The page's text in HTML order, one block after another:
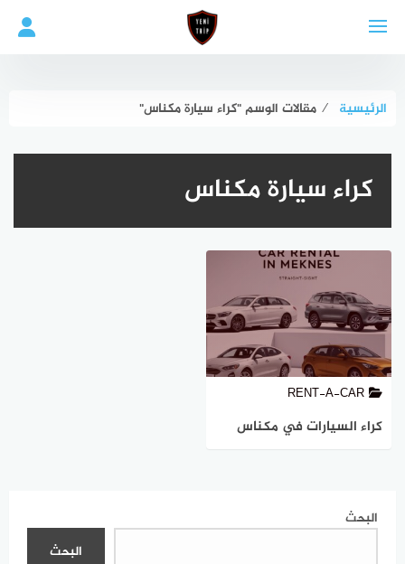
الرئيسية ⁄ مقالات الوسم "كراء سيارة مكناس"
كراء سيارة مكناس
RENT-A-CAR
كراء السيارات في مكناس
البحث
البحث